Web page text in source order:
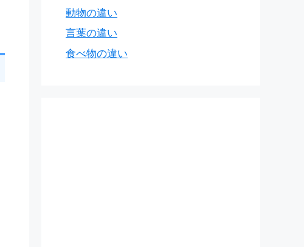
動物の違い
言葉の違い
食べ物の違い